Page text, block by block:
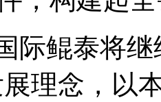
国际鲲泰将
理念，以